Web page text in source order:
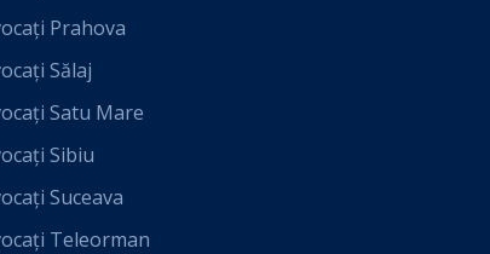
Prahova
Sălaj
Satu Mare
Sibiu
Suceava
Teleorman